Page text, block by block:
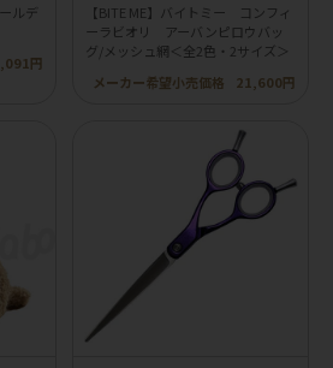
ルデ
円
【BITE ME】バイトミー コンフィ
ーラビオリ アーバンピロウバッ
グ/メッシュ網＜全2色・2サイズ＞
メーカー希望小売価格
21,600円